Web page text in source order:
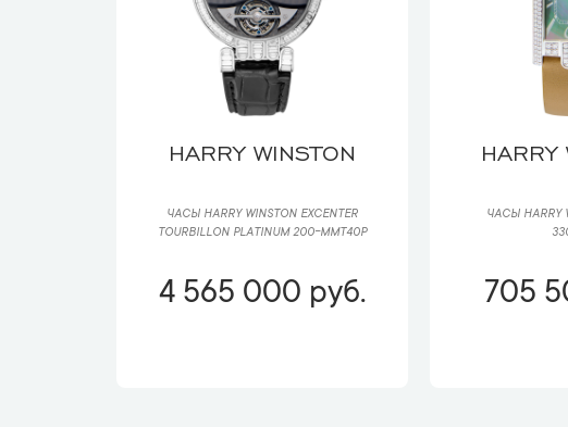
HARRY WINSTON
ЧАСЫ HARRY WINSTON EXCENTER
TOURBILLON PLATINUM 200-MMT40P
4 565 000 руб.
HARRY
ЧАСЫ HARRY
705